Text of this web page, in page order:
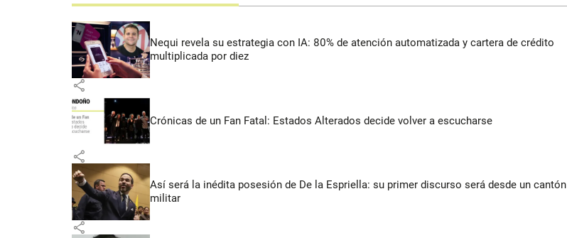
Nequi revela su estrategia con IA: 80% de atención automatizada y cartera de crédito
multiplicada por diez
share
Crónicas de un Fan Fatal: Estados Alterados decide volver a escucharse
share
Así será la inédita posesión de De la Espriella: su primer discurso será desde un cantón
militar
share